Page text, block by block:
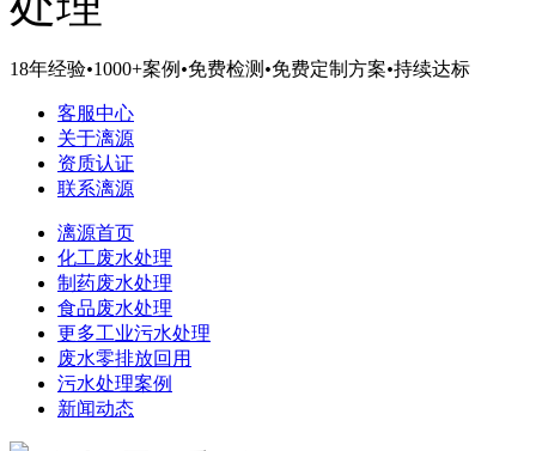
18年经验•1000+案例 •免费检测 •免费定制方案•持续达标
客服中心
关于漓源
资质认证
联系漓源
漓源首页
化工废水处理
制药废水处理
食品废水处理
更多工业污水处理
废水零排放回用
污水处理案例
新闻动态